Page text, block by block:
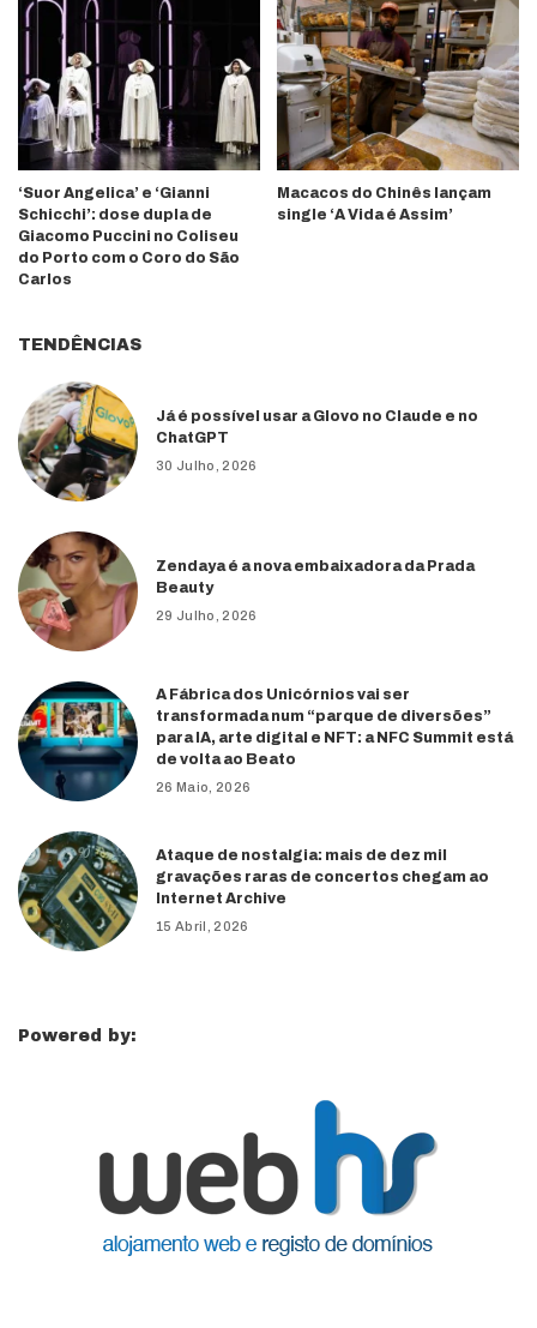
‘Suor Angelica’ e ‘Gianni
Schicchi’: dose dupla de
Giacomo Puccini no Coliseu
do Porto com o Coro do São
Carlos
Macacos do Chinês lançam
single ‘A Vida é Assim’
TENDÊNCIAS
Já é possível usar a Glovo no Claude e no
ChatGPT
30 Julho, 2026
Zendaya é a nova embaixadora da Prada
Beauty
29 Julho, 2026
A Fábrica dos Unicórnios vai ser
transformada num “parque de diversões”
para IA, arte digital e NFT: a NFC Summit está
de volta ao Beato
26 Maio, 2026
Ataque de nostalgia: mais de dez mil
gravações raras de concertos chegam ao
Internet Archive
15 Abril, 2026
Powered by: